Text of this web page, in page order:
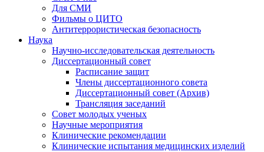
Для СМИ
Фильмы о ЦИТО
Антитеррористическая безопасность
Наука
Научно-исследовательская деятельность
Диссертационный совет
Расписание защит
Члены диссертационного совета
Диссертационный совет (Архив)
Трансляция заседаний
Совет молодых ученых
Научные мероприятия
Клинические рекомендации
Клинические испытания медицинских изделий